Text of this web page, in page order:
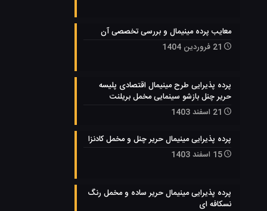
معایب پرده مینیمال و بررسی تخصصی آن
21 فروردین 1404
پرده پذیرایی طرح مینیمال اقتصادی پلیسه
حریر چنل بازشو سینمایی مخمل بریلنت
21 اسفند 1403
پرده پذیرایی مینیمال حریر چنل و مخمل کادنزا
15 اسفند 1403
پرده پذیرایی مینیمال حریر ساده و مخمل رنگ
نسکافه ای